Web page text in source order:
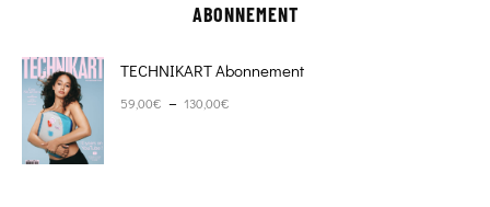
ABONNEMENT
TECHNIKART Abonnement
59,00€ – 130,00€